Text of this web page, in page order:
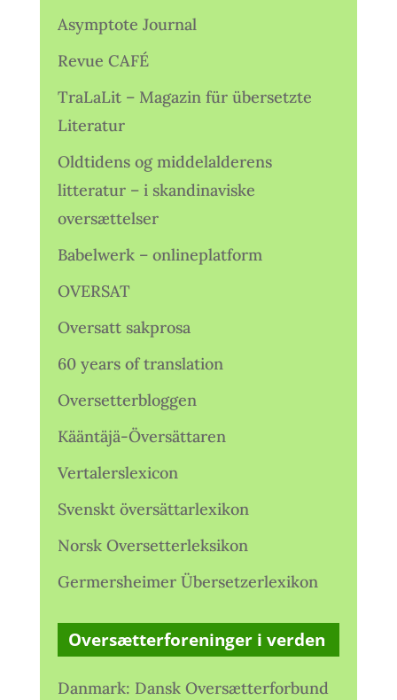
Asymptote Journal
Revue CAFÉ
TraLaLit – Magazin für übersetzte
Literatur
Oldtidens og middelalderens
litteratur – i skandinaviske
oversættelser
Babelwerk – onlineplatform
OVERSAT
Oversatt sakprosa
60 years of translation
Oversetterbloggen
Kääntäjä-Översättaren
Vertalerslexicon
Svenskt översättarlexikon
Norsk Oversetterleksikon
Germersheimer Übersetzerlexikon
Oversætterforeninger i verden
Danmark: Dansk Oversætterforbund